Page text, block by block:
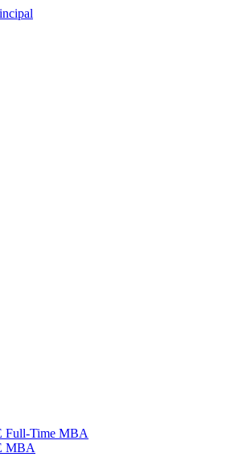
Full-Time MBA
MBA